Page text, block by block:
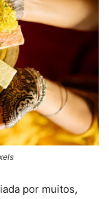
por muitos,